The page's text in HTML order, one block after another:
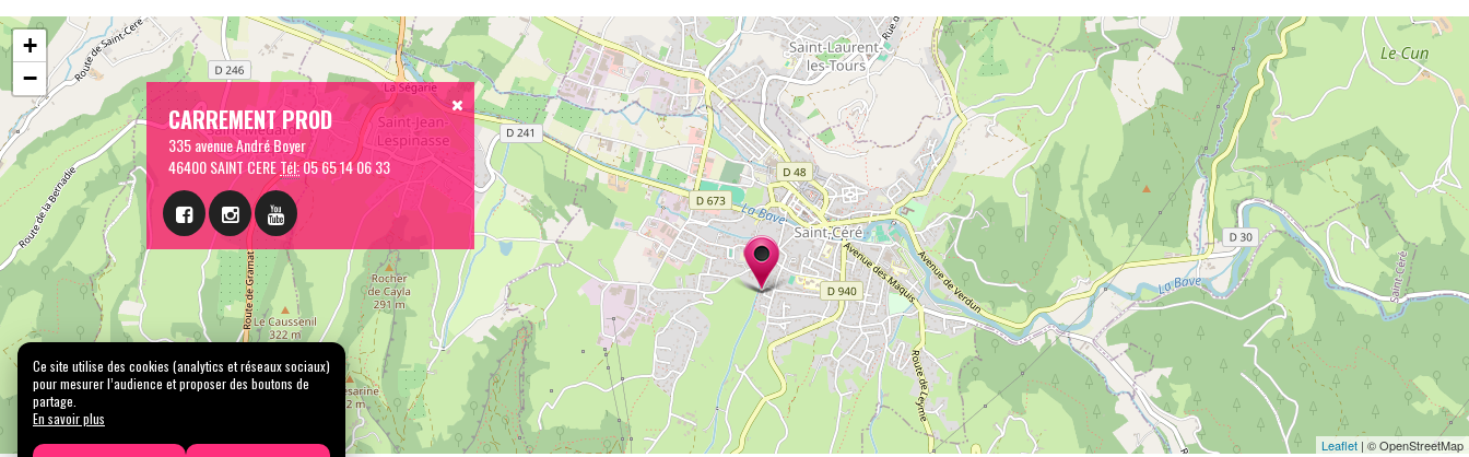
CARREMENT PROD
335 avenue André Boyer
46400 SAINT CERETél:05 65 14 06 33
+
−
Leaflet | © OpenStreetMap
Ce site utilise des cookies (analytics et réseaux sociaux)
pour mesurer l’audience et proposer des boutons de
partage.
En savoir plus